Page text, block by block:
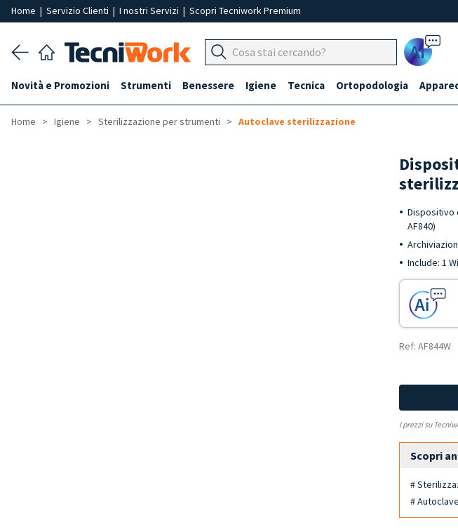
Home | Servizio Clienti | I nostri Servizi | Scopri Tecniwork Premium
Ai
Novità e Promozioni Strumenti Benessere Igiene Tecnica Ortopodologia
Home Igiene Sterilizzazione per strumenti Autoclave sterilizzazione
Dispositivo
AF840)
Include: 1
Ref: AF844W
I prezzi su
Scopri
#
#